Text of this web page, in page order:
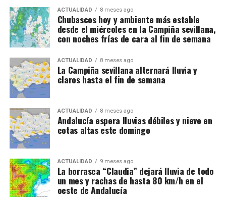
ACTUALIDAD 8 meses ago
Chubascos hoy y ambiente más estable
desde el miércoles en la Campiña sevillana,
con noches frías de cara al fin de semana
ACTUALIDAD 8 meses ago
La Campiña sevillana alternará lluvia y
claros hasta el fin de semana
ACTUALIDAD 8 meses ago
Andalucía espera lluvias débiles y nieve en
cotas altas este domingo
ACTUALIDAD 9 meses ago
La borrasca “Claudia” dejará lluvia de todo
un mes y rachas de hasta 80 km/h en el
oeste de Andalucía